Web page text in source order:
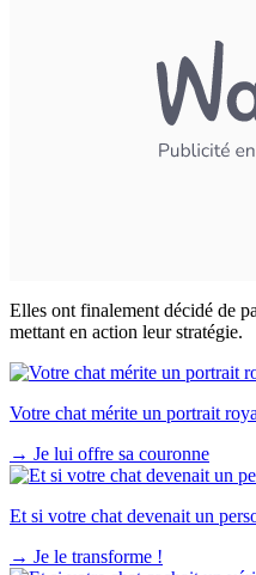
Elles ont finalement décidé de
mettant en action leur stratégie.
Votre chat mérite un portrait
→ Je lui offre sa couronne
Et si votre chat devenait un
→ Je le transforme !